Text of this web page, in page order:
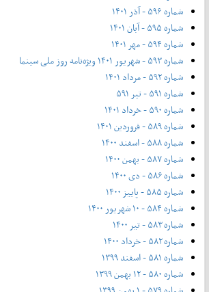
شماره ۵۹۶ - آذر ۱۴۰۱
شماره ۵۹۵ - آبان ۱۴۰۱
شماره ۵۹۴ - مهر ۱۴۰۱
شماره ۵۹۳ - شهریور ۱۴۰۱ ویژه‌نامه روز ملی سینما
شماره ۵۹۲ - مرداد ۱۴۰۱
شماره ۵۹۱ - تیر ۵۹۱
شماره ۵۹۰ - خرداد ۱۴۰۱
شماره ۵۸۹ - فروردین ۱۴۰۱
شماره ۵۸۸ - اسفند ۱۴۰۰
شماره ۵۸۷ - بهمن ۱۴۰۰
شماره ۵۸۶ - دی ۱۴۰۰
شماره ۵۸۵ - پاییز ۱۴۰۰
شماره ۵۸۴ - ۱۰ شهریور ۱۴۰۰
شماره ۵۸۳ - تیر ۱۴۰۰
شماره ۵۸۲ - خرداد ۱۴۰۰
شماره ۵۸۱ - اسفند ۱۳۹۹
شماره ۵۸۰ - ۱۲ بهمن ۱۳۹۹